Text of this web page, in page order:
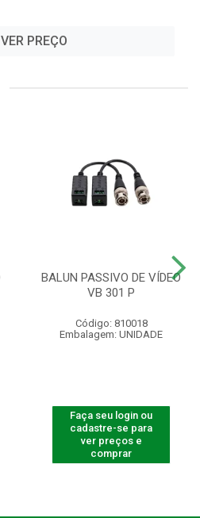
VER PREÇO
BALUN PASSIVO DE VÍDEO
VB 301 P
Código: 810018
Embalagem: UNIDADE
Faça seu login ou
cadastre-se para
ver preços e
comprar